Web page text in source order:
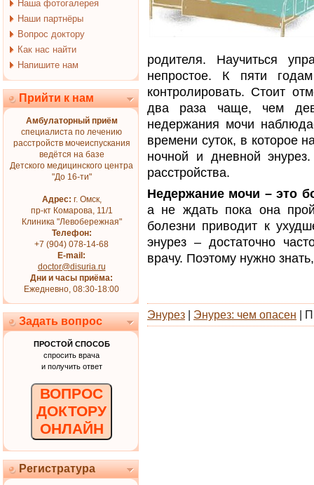
Наша фотогалерея
Наши партнёры
Вопрос доктору
Как нас найти
Напишите нам
Прийти к нам
Амбулаторный приём
специалиста по лечению
расстройств мочеиспускания
ведётся на базе
Детского медицинского центра
"До 16-ти"
Адрес: г. Омск,
пр-кт Комарова, 11/1
Клиника "Левобережная"
Телефон:
+7 (904) 078-14-68
E-mail:
doctor@disuria.ru
Дни и часы приёма:
Ежедневно, 08:30-18:00
Задать вопрос
ПРОСТОЙ СПОСОБ
спросить врача
и получить ответ
ВОПРОС
ДОКТОРУ
ОНЛАЙН
Регистратура
родителя. Научиться
непростое. К пяти
контролировать. Стоит
два раза чаще, чем
недержания мочи
времени суток, в которое
ночной и дневной
расстройства.
Недержание мочи – это
а не ждать пока она
болезни приводит к
энурез – достаточно
врачу. Поэтому нужно
Энурез Энурез: чем опасен |